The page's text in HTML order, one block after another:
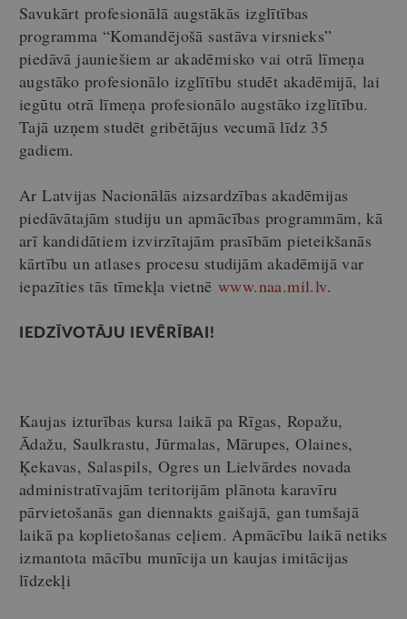
Savukārt profesionālā augstākās izglītības
programma “Komandējošā sastāva virsnieks”
piedāvā jauniešiem ar akadēmisko vai otrā līmeņa
augstāko profesionālo izglītību studēt akadēmijā, lai
iegūtu otrā līmeņa profesionālo augstāko izglītību.
Tajā uzņem studēt gribētājus vecumā līdz 35
gadiem.
Ar Latvijas Nacionālās aizsardzības akadēmijas
piedāvātajām studiju un apmācības programmām, kā
arī kandidātiem izvirzītajām prasībām pieteikšanās
kārtību un atlases procesu studijām akadēmijā var
iepazīties tās tīmekļa vietnē www.naa.mil.lv.
IEDZĪVOTĀJU IEVĒRĪBAI!
Kaujas izturības kursa laikā pa Rīgas, Ropažu,
Ādažu, Saulkrastu, Jūrmalas, Mārupes, Olaines,
Ķekavas, Salaspils, Ogres un Lielvārdes novada
administratīvajām teritorijām plānota karavīru
pārvietošanās gan diennakts gaišajā, gan tumšajā
laikā pa koplietošanas ceļiem. Apmācību laikā netiks
izmantota mācību munīcija un kaujas imitācijas
līdzekļi